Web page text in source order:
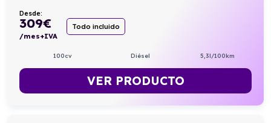
Desde:
309€
/mes+IVA
Todo incluido
100cv Diésel 5,3l/100km
VER PRODUCTO